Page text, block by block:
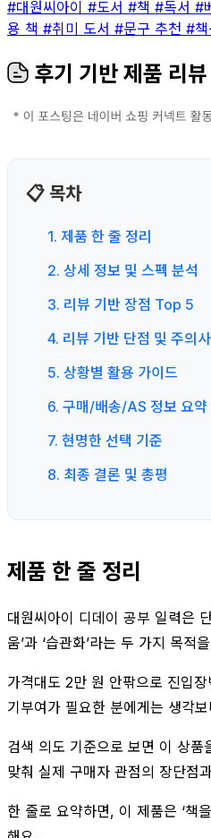
#대원씨아이 #도서 #책 #독서 #
용 책 #취미 도서 #문구 추천 #책
후기 기반 제품 리뷰
📋 목차
1. 제품 한 줄 정리
2. 상세 정보 및 스펙 분석
3. 리뷰 기반 장점 Top 5
4. 리뷰 기반 단점 및 주의
5. 상황별 활용 가이드
6. 구매/배송/AS 정보 요약
7. 현명한 선택 기준
8. 최종 결론 및 총평
제품 한 줄 정리
대원씨아이 디데이 공부 일력은
움’과 ‘습관화’라는 두 가지 목
가격대도 2만 원 안팎으로 진입
기부여가 필요한 분에게는 생각
검색 의도 기준으로 보면 이 상
맞춰 실제 구매자 관점의 장단점
한 줄로 요약하면, 이 제품은 ‘책